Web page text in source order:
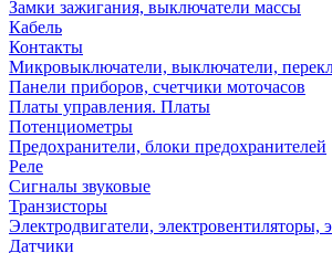
Замки зажигания, выключатели массы
Кабель
Контакты
Микровыключатели, выключатели,
Панели приборов, счетчики моточасов
Платы управления. Платы
Потенциометры
Предохранители, блоки предохранителей
Реле
Сигналы звуковые
Транзисторы
Электродвигатели, электровентиляторы,
Датчики